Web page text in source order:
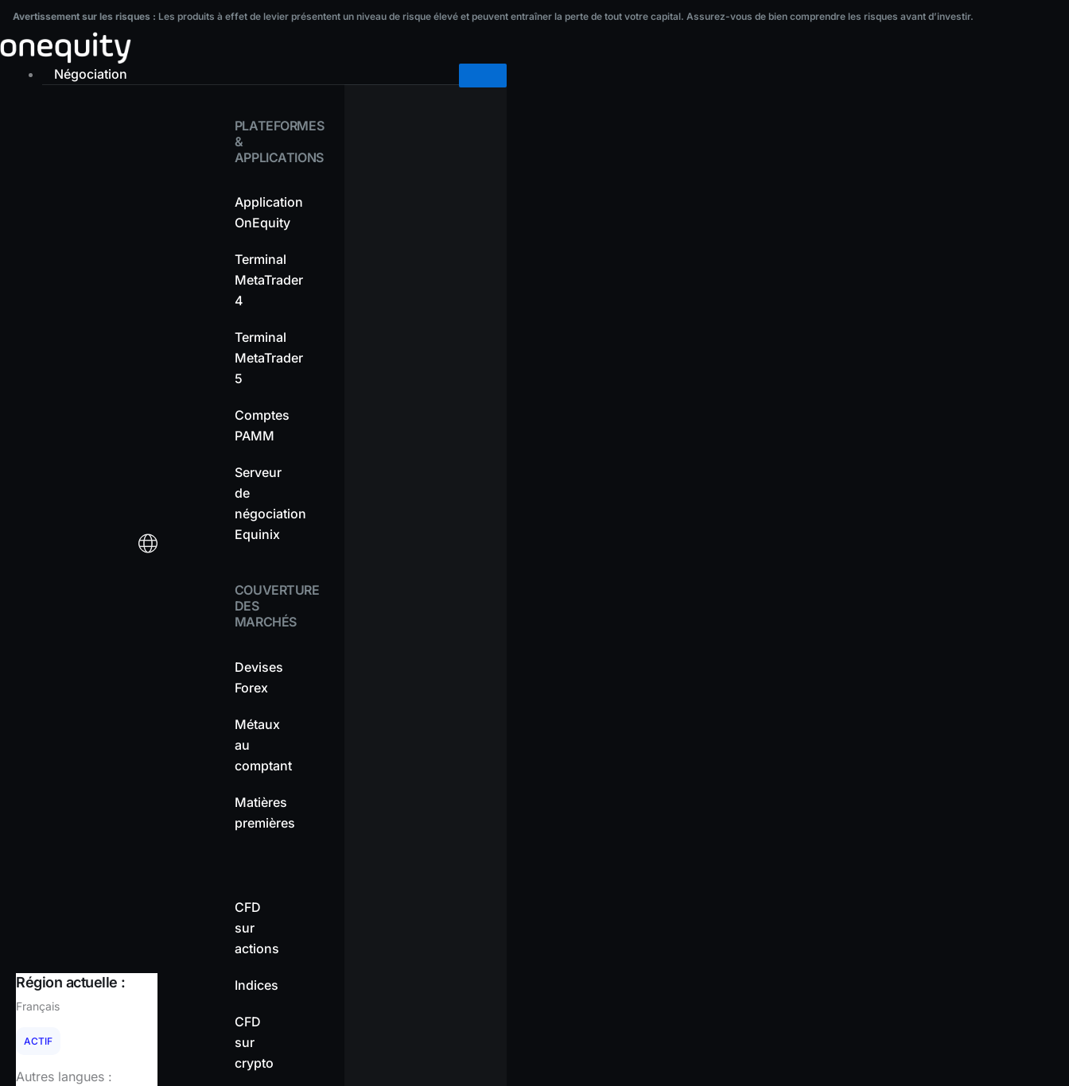
Aller
contenu
Avertissement sur les risques : Les produits à effet de levier présentent un niveau de risque élevé et peuvent entraîner la perte de tout votre capital. Assurez-vous de bien comprendre les risques avant d’investir.
Avertissement sur les risques :Les produits à effet de levier présentent un niveau de risque élevé et peuvent entraîner la perte de tout votre capital. Assurez-vous de bien comprendre les risques avant d’investir.
Négociation
PLATEFORMES
&
APPLICATIONS
Application
OnEquity
Terminal
MetaTrader
4
Terminal
MetaTrader
5
Comptes
PAMM
Serveur
de
négociation
Equinix
COUVERTURE
DES
MARCHÉS
Devises
Forex
Métaux
au
comptant
Matières
premières
CFD
sur
actions
Indices
CFD
sur
crypto
Région actuelle :
Français
ACTIF
Autres langues :